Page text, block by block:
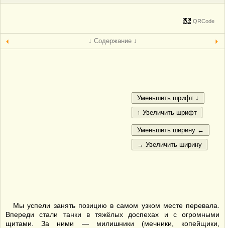
QRCode
↓ Содержание ↓
Мы успели занять позицию в самом узком месте перевала.
Впереди стали танки в тяжёлых доспехах и с огромными
щитами. За ними — милишники (мечники, копейщики,